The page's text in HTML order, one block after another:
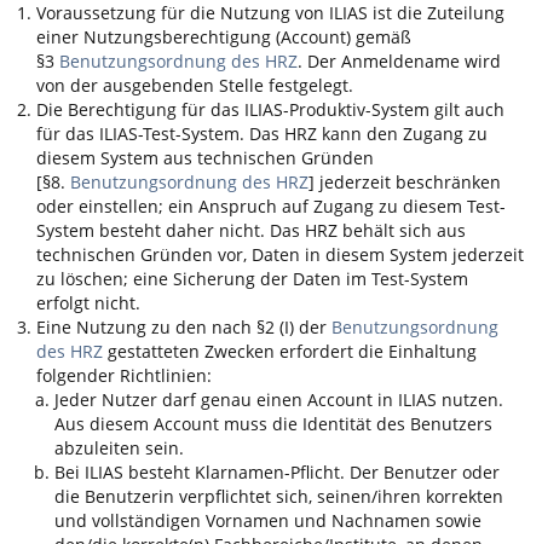
Voraussetzung für die Nutzung von ILIAS ist die Zuteilung
einer Nutzungsberechtigung (Account) gemäß
§3 Benutzungsordnung des HRZ. Der Anmeldename wird
von der ausgebenden Stelle festgelegt.
Die Berechtigung für das ILIAS-Produktiv-System gilt auch
für das ILIAS-Test-System. Das HRZ kann den Zugang zu
diesem System aus technischen Gründen
[§8. Benutzungsordnung des HRZ] jederzeit beschränken
oder einstellen; ein Anspruch auf Zugang zu diesem Test-
System besteht daher nicht. Das HRZ behält sich aus
technischen Gründen vor, Daten in diesem System jederzeit
zu löschen; eine Sicherung der Daten im Test-System
erfolgt nicht.
Eine Nutzung zu den nach §2 (I) der Benutzungsordnung
des HRZ gestatteten Zwecken erfordert die Einhaltung
folgender Richtlinien:
Jeder Nutzer darf genau einen Account in ILIAS nutzen.
Aus diesem Account muss die Identität des Benutzers
abzuleiten sein.
Bei ILIAS besteht Klarnamen-Pflicht. Der Benutzer oder
die Benutzerin verpflichtet sich, seinen/ihren korrekten
und vollständigen Vornamen und Nachnamen sowie